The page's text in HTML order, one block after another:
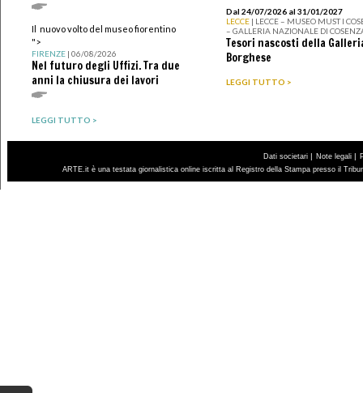
Il nuovo volto del museo fiorentino
">
FIRENZE| 06/08/2026
Nel futuro degli Uffizi. Tra due
anni la chiusura dei lavori
LEGGI TUTTO >
Dal 24/07/2026 al 31/01/2027
LECCE | LECCE – MUSEO MUST I
– GALLERIA NAZIONALE DI
Tesori nascosti della
Borghese
LEGGI TUTTO >
Dati societari | Note legali |
ARTE.it è una testata giornalistica online iscritta al Registro della Stampa presso il